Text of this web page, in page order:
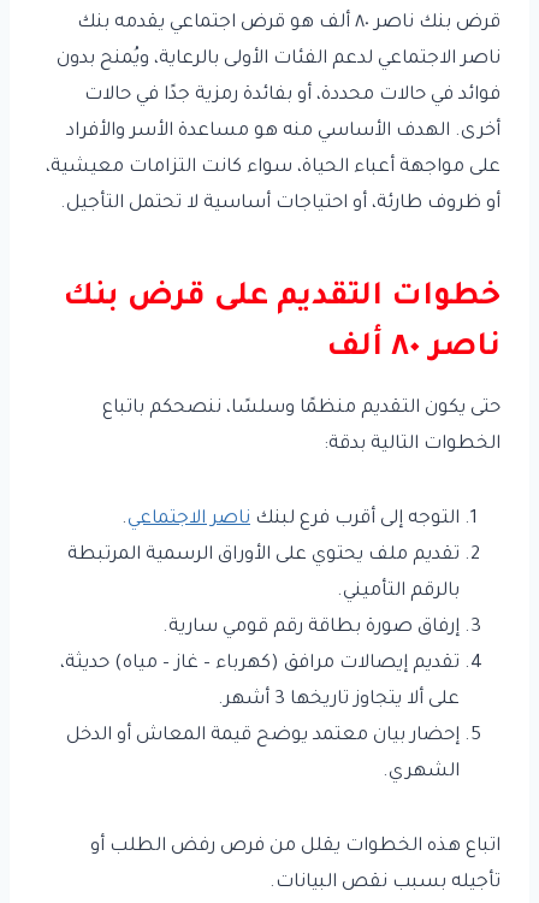
قرض بنك ناصر ٨٠ ألف هو قرض اجتماعي يقدمه بنك
ناصر الاجتماعي لدعم الفئات الأولى بالرعاية، ويُمنح بدون
فوائد في حالات محددة، أو بفائدة رمزية جدًا في حالات
أخرى. الهدف الأساسي منه هو مساعدة الأسر والأفراد
على مواجهة أعباء الحياة، سواء كانت التزامات معيشية،
أو ظروف طارئة، أو احتياجات أساسية لا تحتمل التأجيل.
خطوات التقديم على قرض بنك
ناصر ٨٠ ألف
حتى يكون التقديم منظمًا وسلسًا، ننصحكم باتباع
الخطوات التالية بدقة:
التوجه إلى أقرب فرع لبنك ناصر الاجتماعي.
تقديم ملف يحتوي على الأوراق الرسمية المرتبطة
بالرقم التأميني.
إرفاق صورة بطاقة رقم قومي سارية.
تقديم إيصالات مرافق (كهرباء – غاز – مياه) حديثة،
على ألا يتجاوز تاريخها 3 أشهر.
إحضار بيان معتمد يوضح قيمة المعاش أو الدخل
الشهري.
اتباع هذه الخطوات يقلل من فرص رفض الطلب أو
تأجيله بسبب نقص البيانات.